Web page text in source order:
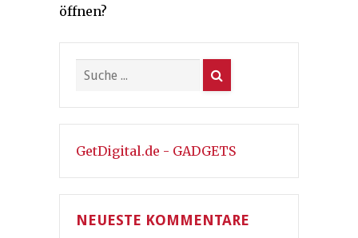
öffnen?
GetDigital.de - GADGETS
NEUESTE KOMMENTARE